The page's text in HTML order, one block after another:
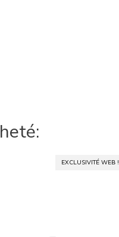
EXCLUSIVITÉ WEB !